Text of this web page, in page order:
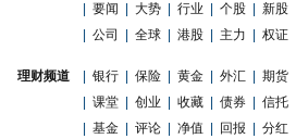
要闻 大势 行业 个股
新股
公司 全球 港股 主力 权证
理财频道 银行 保险 黄金 外汇
期货
课堂 创业 收藏 债券
信托
基金 评论 净值 回报 分红